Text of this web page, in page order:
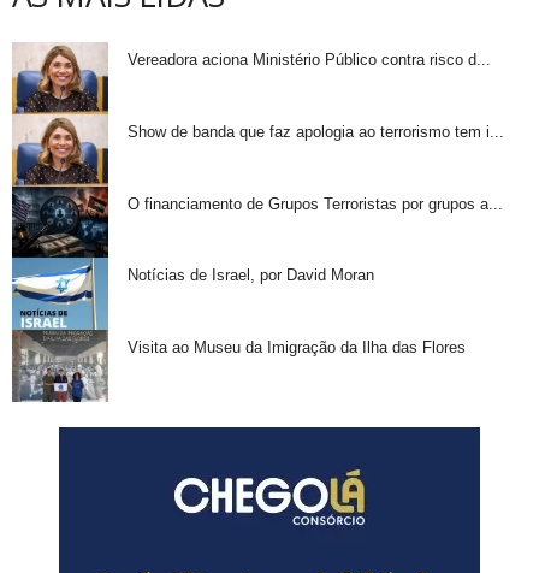
Vereadora aciona Ministério Público contra risco d...
Show de banda que faz apologia ao terrorismo tem i...
O financiamento de Grupos Terroristas por grupos a...
Notícias de Israel, por David Moran
Visita ao Museu da Imigração da Ilha das Flores